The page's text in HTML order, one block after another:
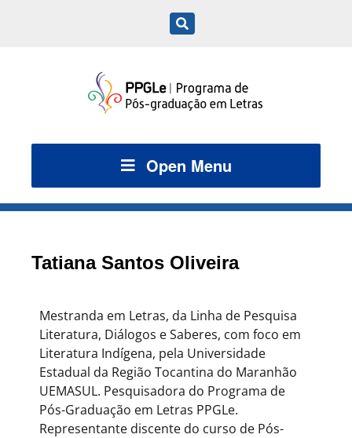
Open Menu
Tatiana Santos Oliveira
Mestranda em Letras, da Linha de Pesquisa
Literatura, Diálogos e Saberes, com foco em
Literatura Indígena, pela Universidade
Estadual da Região Tocantina do Maranhão
UEMASUL. Pesquisadora do Programa de
Pós-Graduação em Letras PPGLe.
Representante discente do curso de Pós-